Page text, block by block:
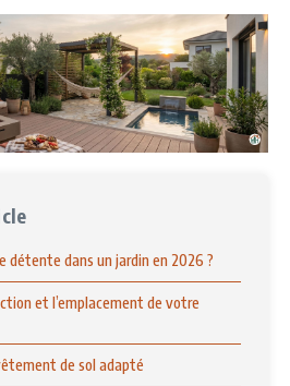
détente dans un jardin en 2026 ?
et l’emplacement de votre
de sol adapté